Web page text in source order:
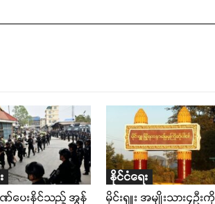
ပေးနိုင်သည့် အွန်
နိုင်ငံရေး
မိုင်းရှူး အမျိုးသား၄ဉီးကို